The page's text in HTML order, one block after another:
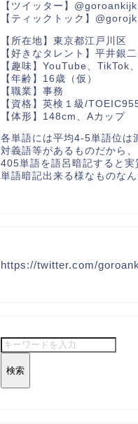
【ツイッター】@goroankijk
【ティックトック】@gorojk
【所在地】東京都江戸川区
【好きなタレント】平井銀
【趣味】YouTube、TikTok
【年齢】16歳（仮）
【職業】事務
【資格】英検１級/
【体形】148cm、Aカップ
各単語には平均4-5単語位は
対義語等があるものだから、
405単語を語呂暗記すると
単語暗記出来る様なものな
https://twitter.com/
検索